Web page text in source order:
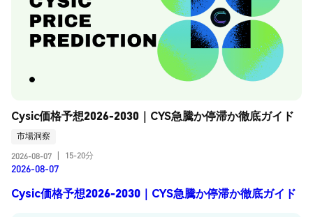
Cysic価格予想2026-2030｜CYS急騰か停滞か徹底ガイド
市場洞察
2026-08-07
15-20分
2026-08-07
Cysic価格予想2026-2030｜CYS急騰か停滞か徹底ガイド